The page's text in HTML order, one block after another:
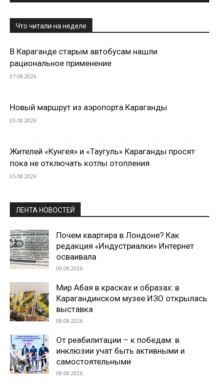
Что читали на неделе
В Караганде старым автобусам нашли
рациональное применение
07.08.2026
Новый маршрут из аэропорта Караганды
03.08.2026
Жителей «Кунгея» и «Таугуль» Караганды просят
пока не отключать котлы отопления
05.08.2026
ЛЕНТА НОВОСТЕЙ
Почем квартира в Лондоне? Как
редакция «Индустриалки» Интернет
осваивала
09.08.2026
Мир Абая в красках и образах: в
Карагандинском музее ИЗО открылась
выставка
08.08.2026
От реабилитации – к победам: в
инклюзии учат быть активными и
самостоятельными
08.08.2026